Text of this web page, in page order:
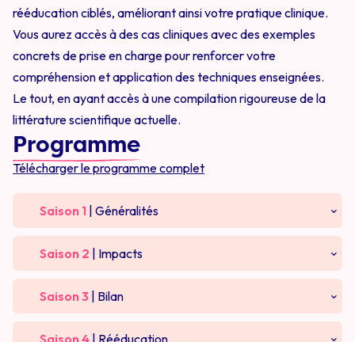
rééducation ciblés, améliorant ainsi votre pratique clinique.
Vous aurez accès à des cas cliniques avec des exemples
concrets de prise en charge pour renforcer votre
compréhension et application des techniques enseignées.
Le tout, en ayant accès à une compilation rigoureuse de la
littérature scientifique actuelle.
Programme
Télécharger le programme complet
Saison 1 | Généralités
Questionnaire de début de formation
1.1 : Histoire des freins
Saison 2 | Impacts
2.1 : Articulation / parole
2.2 : Ventilation
Saison 3 | Bilan
3.1 : Anamnèse
Saison 4 | Rééducation